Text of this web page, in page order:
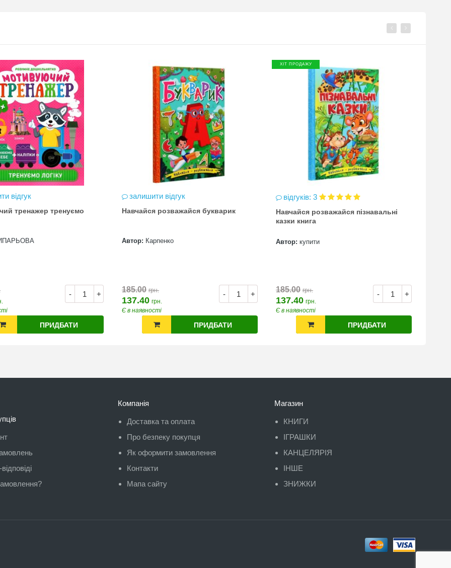
15 Реєстрація в акції за номером
телефону Сторінка
акції: http://novaposhta.ua/win_bmw
відгук
тренажер тренуємо
- +
ПРИДБАТИ
залишити відгук
Навчайся розважайся букварик
Автор: Карпенко
- +
185.00 грн.
137.40 грн.
Є в наявності
ПРИДБАТИ
ХІТ ПРОДАЖУ
відгуків: 3
Навчайся розважайся пізнавальні
казки книга
Автор: купити
- +
185.00 грн.
137.40 грн.
Є в наявності
ПРИДБАТИ
Компанія
Доставка та оплата
Про безпеку покупця
Як оформити замовлення
Контакти
Мапа сайту
Магазин
КНИГИ
ІГРАШКИ
КАНЦЕЛЯРІЯ
ІНШЕ
ЗНИЖКИ